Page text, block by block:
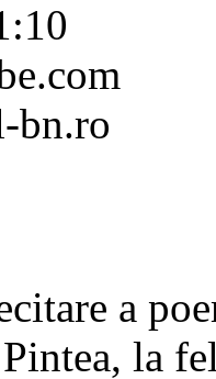
bn.ro
a
la